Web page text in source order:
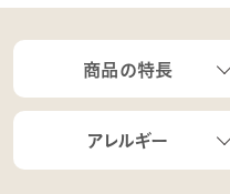
商品の特長
アレルギー